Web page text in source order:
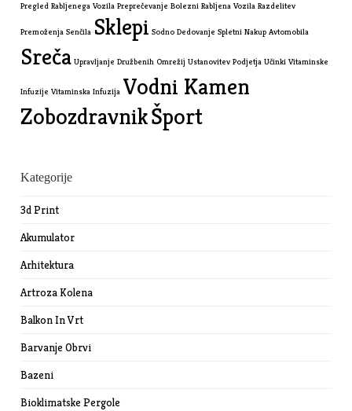
Pregled Rabljenega Vozila Preprečevanje Bolezni Rabljena Vozila Razdelitev
Premoženja Senčila Sklepi Sodno Dedovanje Spletni Nakup Avtomobila
Sreča Upravljanje Družbenih Omrežij Ustanovitev Podjetja Učinki Vitaminske
Infuzije Vitaminska Infuzija Vodni Kamen
ZobozdravnikŠport
Kategorije
3d Print
Akumulator
Arhitektura
Artroza Kolena
Balkon In Vrt
Barvanje Obrvi
Bazeni
Bioklimatske Pergole